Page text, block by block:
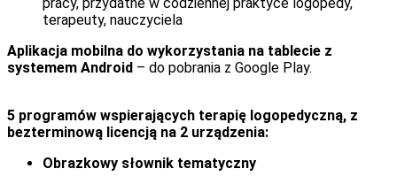
terapeuty, nauczyciela
Aplikacja mobilna do wykorzystania na tablecie z
systemem Android – do pobrania z Google Play.
5 programów wspierających terapię logopedyczną, z
bezterminową licencją na 2 urządzenia:
Obrazkowy słownik tematyczny